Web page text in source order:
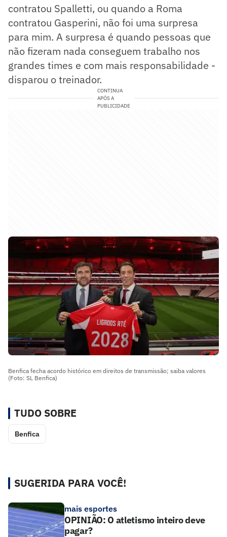
contratou Spalletti, ou quando a Roma
contratou Gasperini, não foi uma surpresa
para mim. A surpresa é quando pessoas que
não fizeram nada conseguem trabalho nos
grandes times e com mais responsabilidade -
disparou o treinador.
CONTINUA
APÓS A
PUBLICIDADE
Benfica fecha acordo histórico em direitos de transmissão; saiba valores
(Foto: SL Benfica)
TUDO SOBRE
Benfica
SUGERIDA PARA VOCÊ!
mais esportes
OPINIÃO: O atletismo inteiro deve
pagar?